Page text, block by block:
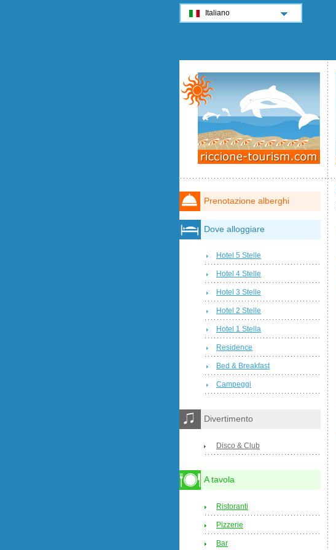
Prenotazione alberghi
Dove alloggiare
Hotel 5 Stelle
Hotel 4 Stelle
Hotel 3 Stelle
Hotel 2 Stelle
Hotel 1 Stella
Residence
Bed & Breakfast
Campeggi
Divertimento
Disco & Club
A tavola
Ristoranti
Pizzerie
Bar
Italiano